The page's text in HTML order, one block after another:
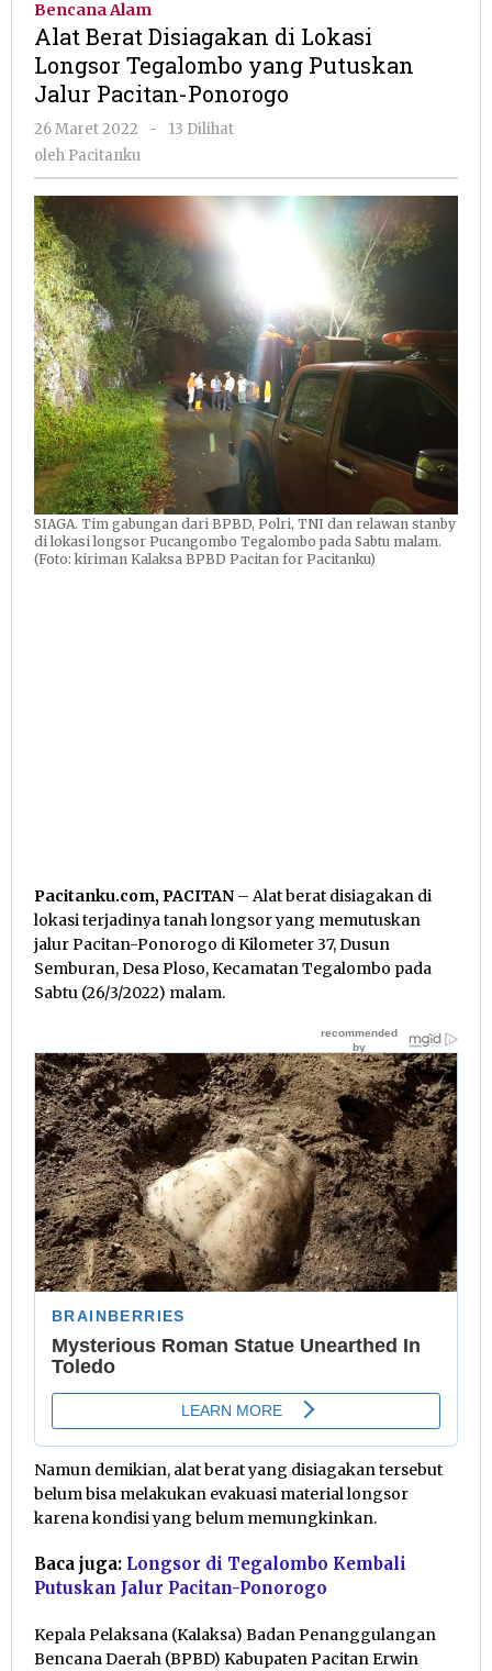
Pacitan-
Bencana Alam
Alat Berat Disiagakan di Lokasi
Longsor Tegalombo yang Putuskan
Jalur Pacitan-Ponorogo
26 Maret 2022
oleh
-
13 Dilihat
oleh Pacitanku
SIAGA. Tim gabungan dari BPBD, Polri, TNI dan relawan stanby
di lokasi longsor Pucangombo Tegalombo pada Sabtu malam.
(Foto: kiriman Kalaksa BPBD Pacitan for Pacitanku)
Pacitanku.com, PACITAN – Alat berat disiagakan di
lokasi terjadinya tanah longsor yang memutuskan
jalur Pacitan-Ponorogo di Kilometer 37, Dusun
Semburan, Desa Ploso, Kecamatan Tegalombo pada
Sabtu (26/3/2022) malam.
Namun demikian, alat berat yang disiagakan tersebut
belum bisa melakukan evakuasi material longsor
karena kondisi yang belum memungkinkan.
Baca juga: Longsor di Tegalombo Kembali
Putuskan Jalur Pacitan-Ponorogo
Kepala Pelaksana (Kalaksa) Badan Penanggulangan
Bencana Daerah (BPBD) Kabupaten Pacitan Erwin